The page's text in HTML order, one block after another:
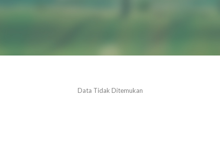
Data Tidak Ditemukan